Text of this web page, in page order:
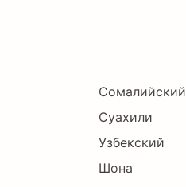
Сомалийский
Суахили
Узбекский
Шона